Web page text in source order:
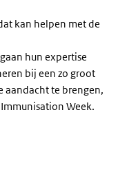
kan helpen met de
hun expertise
bij een zo groot
aandacht te brengen,
Week.